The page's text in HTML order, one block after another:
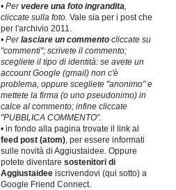
• Pervedere una foto ingrandita
cliccate sulla foto. Vale sia per i post che
per l'archivio 2011.
• Perlasciare un commento cliccate su
"commenti"; scrivete il commento;
scegliete il tipo di identità: se avete un
account Google (gmail) non c'è
problema, oppure scegliete "anonimo" e
mettete la firma (o uno pseudonimo) in
calce al commento; infine cliccate
"PUBBLICA COMMENTO".
• in fondo alla pagina trovate il link al
feed post (atom) , per essere informati
sulle novità di Aggiustaidee. Oppure
potete diventare sostenitori di
Aggiustaidee iscrivendovi (qui sotto) a
Google Friend Connect.